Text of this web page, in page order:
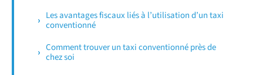
Les avantages fiscaux liés à l’utilisation d’un taxi
conventionné
Comment trouver un taxi conventionné près de
chez soi